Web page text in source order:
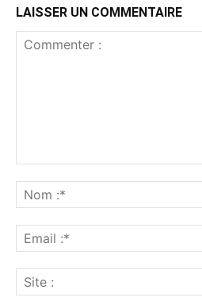
LAISSER UN COMMENTAIRE